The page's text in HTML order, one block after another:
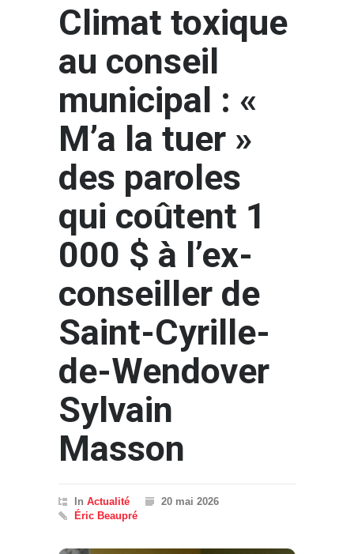
Climat toxique
au conseil
municipal : «
M’a la tuer »
des paroles
qui coûtent 1
000 $ à l’ex-
conseiller de
Saint-Cyrille-
de-Wendover
Sylvain
Masson
In Actualité
20 mai 2026
Éric Beaupré